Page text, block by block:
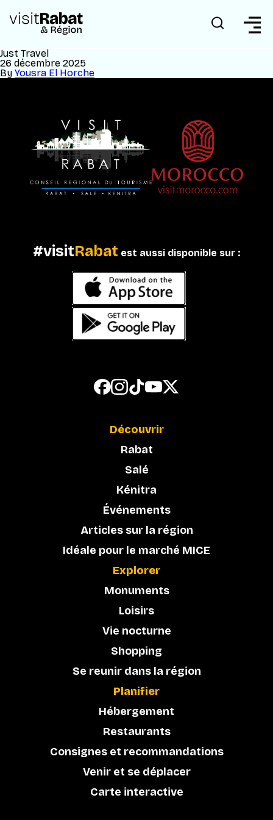
Just Travel
26 décembre 2025
By Yousra El Horche
#visitRabat est aussi disponible sur :
Découvrir
Rabat
Salé
Kénitra
Événements
Articles sur la région
Idéale pour le marché MICE
Explorer
Monuments
Loisirs
Vie nocturne
Shopping
Se reunir dans la région
Planifier
Hébergement
Restaurants
Consignes et recommandations
Venir et se déplacer
Carte interactive